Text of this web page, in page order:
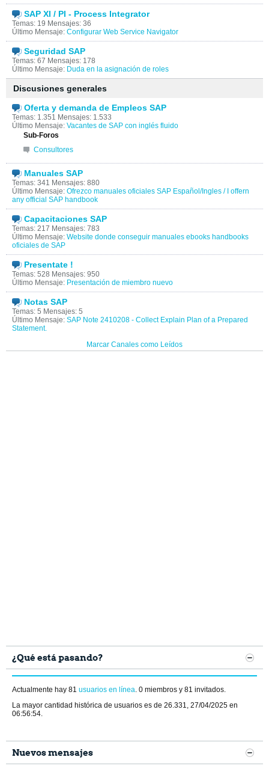
SAP XI / PI - Process Integrator
Temas: 19 Mensajes: 36
Último Mensaje: Configurar Web Service Navigator
Seguridad SAP
Temas: 67 Mensajes: 178
Último Mensaje: Duda en la asignación de roles
Discusiones generales
Oferta y demanda de Empleos SAP
Temas: 1.351 Mensajes: 1.533
Último Mensaje: Vacantes de SAP con inglés fluido
Sub-Foros
Consultores
Manuales SAP
Temas: 341 Mensajes: 880
Último Mensaje: Ofrezco manuales oficiales SAP Español/Ingles / I offern
any official SAP handbook
Capacitaciones SAP
Temas: 217 Mensajes: 783
Último Mensaje: Website donde conseguir manuales ebooks handbooks
oficiales de SAP
Presentate !
Temas: 528 Mensajes: 950
Último Mensaje: Presentación de miembro nuevo
Notas SAP
Temas: 5 Mensajes: 5
Último Mensaje: SAP Note 2410208 - Collect Explain Plan of a Prepared
Statement.
Marcar Canales como Leídos
¿Qué está pasando?
Actualmente hay 81 usuarios en línea. 0 miembros y 81 invitados.
La mayor cantidad histórica de usuarios es de 26.331, 27/04/2025 en
06:56:54.
Nuevos mensajes